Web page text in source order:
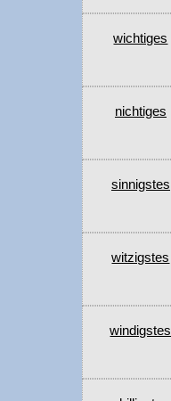
wichtiges
nichtiges
sinnigstes
witzigstes
windigstes